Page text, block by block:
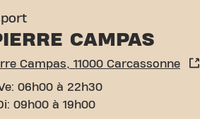
CAMPAS
Campas, 11000 Carcassonne
06h00 à 22h30
09h00 à 19h00